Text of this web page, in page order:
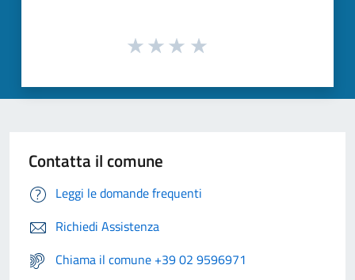
Contatta il comune
Leggi le domande frequenti
Richiedi Assistenza
Chiama il comune +39 02 9596971